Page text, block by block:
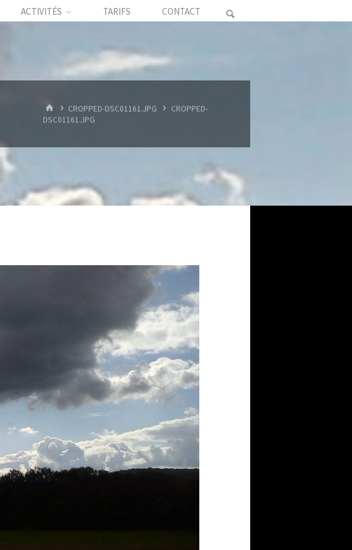
ACTIVITÉS TARIFS CONTACT
HOMECROPPED-DSC01161.JPG
CROPPED-
DSC01161.JPG